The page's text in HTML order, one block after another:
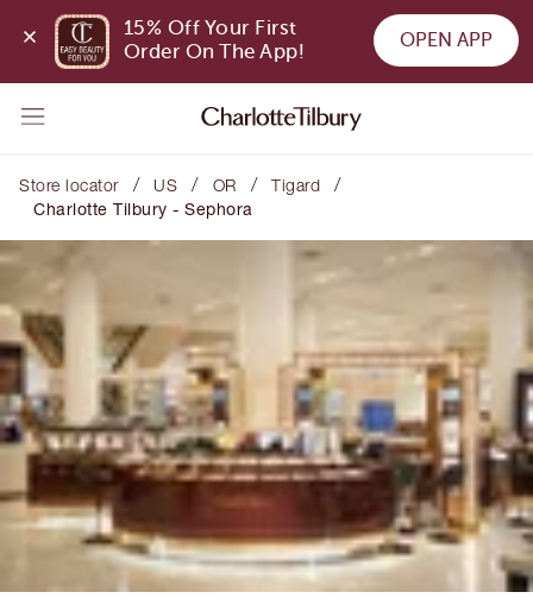
15% Off Your First
Order On The App!
OPEN APP
Store locator / US / OR / Tigard /
Charlotte Tilbury - Sephora